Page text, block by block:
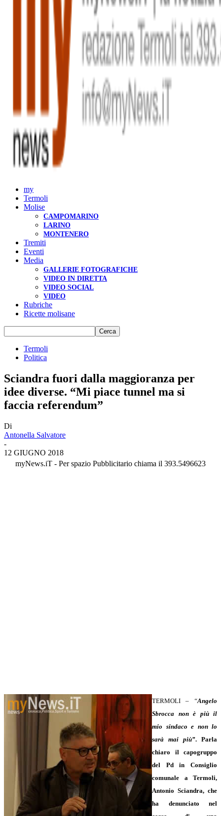
my
Termoli
Molise
CAMPOMARINO
LARINO
MONTENERO
Tremiti
Eventi
Media
GALLERIE FOTOGRAFICHE
VIDEO IN DIRETTA
VIDEO SOCIAL
VIDEO
Rubriche
Ricette molisane
Termoli
Politica
Sciandra fuori dalla maggioranza per
idee diverse. “Mi piace tunnel ma si
faccia referendum”
Di
Antonella Salvatore
-
12 GIUGNO 2018
myNews.iT - Per spazio Pubblicitario chiama il 393.5496623
TERMOLI – “Angelo
Sbrocca non è più il
mio sindaco e non lo
sarà mai più”. Parla
chiaro il capogruppo
del Pd in Consiglio
comunale a Termoli,
Antonio Sciandra, che
ha denunciato nel